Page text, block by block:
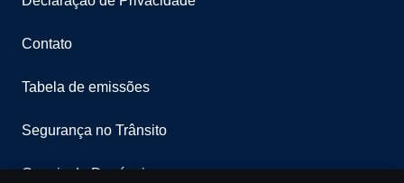
Contato
Tabela de emissões
Segurança no Trânsito
Canais de Denúncia